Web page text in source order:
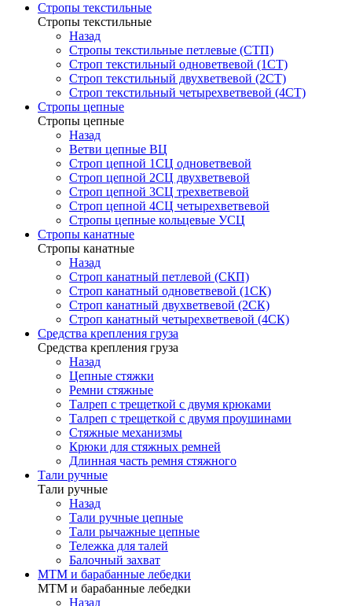
Стропы текстильные
Стропы текстильные
Назад
Стропы текстильные петлевые (СТП)
Строп текстильный одноветвевой (1СТ)
Строп текстильный двухветвевой (2СТ)
Строп текстильный четырехветвевой (4СТ)
Стропы цепные
Стропы цепные
Назад
Ветви цепные ВЦ
Строп цепной 1СЦ одноветвевой
Строп цепной 2СЦ двухветвевой
Строп цепной 3СЦ трехветвевой
Строп цепной 4СЦ четырехветвевой
Стропы цепные кольцевые УСЦ
Стропы канатные
Стропы канатные
Назад
Строп канатный петлевой (СКП)
Строп канатный одноветвевой (1СК)
Строп канатный двухветвевой (2СК)
Строп канатный четырехветвевой (4СК)
Средства крепления груза
Средства крепления груза
Назад
Цепные стяжки
Ремни стяжные
Талреп с трещеткой с двумя крюками
Талреп с трещеткой с двумя проушинами
Стяжные механизмы
Крюки для стяжных ремней
Длинная часть ремня стяжного
Тали ручные
Тали ручные
Назад
Тали ручные цепные
Тали рычажные цепные
Тележка для талей
Балочный захват
МТМ и барабанные лебедки
МТМ и барабанные лебедки
Назад